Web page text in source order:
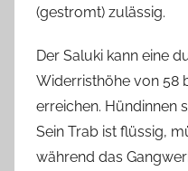
(gestromt) zulässig.
Der Saluki kann eine
Widerristhöhe von 58
erreichen. Hündinnen
Sein Trab ist flüssig,
während das